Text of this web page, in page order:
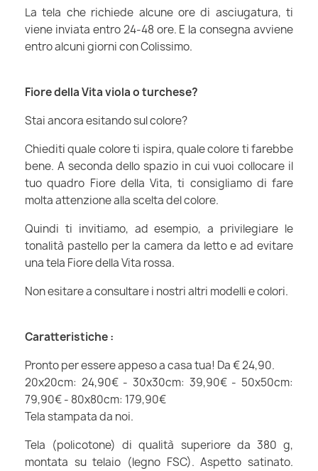
La tela che richiede alcune ore di asciugatura, ti
viene inviata entro 24-48 ore. E la consegna avviene
entro alcuni giorni con Colissimo.
Fiore della Vita viola o turchese?
Stai ancora esitando sul colore?
Chiediti quale colore ti ispira, quale colore ti farebbe
bene. A seconda dello spazio in cui vuoi collocare il
tuo quadro Fiore della Vita, ti consigliamo di fare
molta attenzione alla scelta del colore.
Quindi ti invitiamo, ad esempio, a privilegiare le
tonalità pastello per la camera da letto e ad evitare
una tela Fiore della Vita rossa.
Non esitare a consultare i nostri altri modelli e colori.
Caratteristiche :
Pronto per essere appeso a casa tua! Da € 24,90.
20x20cm: 24,90€ - 30x30cm: 39,90€ - 50x50cm:
79,90€ - 80x80cm: 179,90€
Tela stampata da noi.
Tela (policotone) di qualità superiore da 380 g,
montata su telaio (legno FSC). Aspetto satinato.